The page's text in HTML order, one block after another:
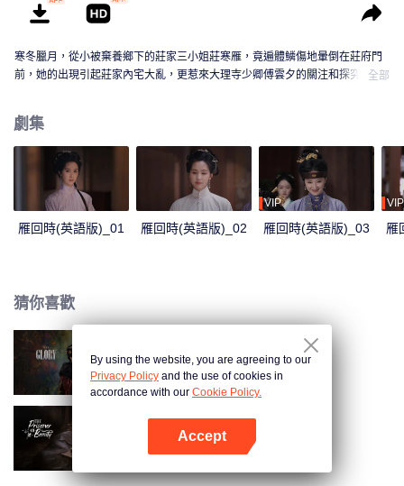
寒冬臘月，從小被棄養鄉下的莊家三小姐莊寒雁，竟遍體鱗傷地暈倒在莊府門
前，她的出現引起莊家內宅大亂，更惹來大理寺少卿傅雲夕的關注和探究。這
全部
劇集
雁回時(英語版)_01 雁回時(英語版)_02
VIP
雁回時(英語版)_03
VIP
雁
猜你喜歡
雁回時
折腰（英語版）
By using the website, you are agreeing to our
Privacy Policy and the use of cookies in
accordance with our Cookie Policy.
Accept